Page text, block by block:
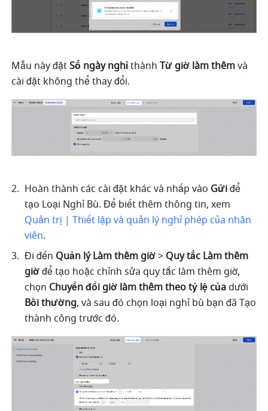
Mẫu này đặt Số ngày nghỉ thành Từ giờ làm thêm và
cài đặt không thể thay đổi.
Hoàn thành các cài đặt khác và nhấp vào Gửi để
Quản trị | Thiết lập và quản lý nghỉ phép của nhân
viên.
Đi đến Quản lý Làm thêm giờ > Quy tắc Làm thêm
giờ để tạo hoặc chỉnh sửa quy tắc làm thêm giờ,
chọn Chuyển đổi giờ làm thêm theo tỷ lệ của dưới
Bồi thường, và sau đó chọn loại nghỉ bù bạn đã Tạo
thành công trước đó.